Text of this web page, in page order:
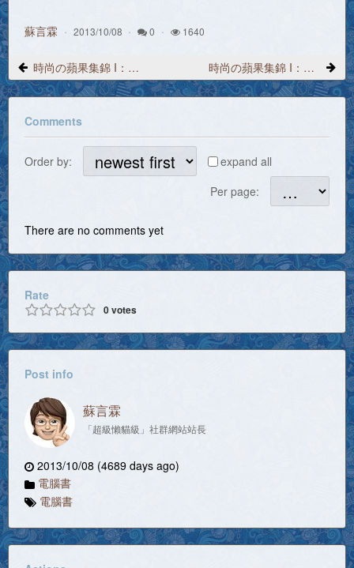
蘇言霖 2013/10/08 0 1640
時尚の蘋果集錦 I：第01話 20 年前的一本書 - Apple ][ 工具程式集錦 時尚の蘋果集錦 I：第03話 世界上最先進的電腦系統 Mac OS X 10.4 Tiger - 1
Comments
Order by:
expand all
Per page:
There are no comments yet
Rate
0votes
Post info
蘇言霖
「超級懶貓級」社群網站站長
2013/10/08 (4689 days ago)
電腦書
電腦書